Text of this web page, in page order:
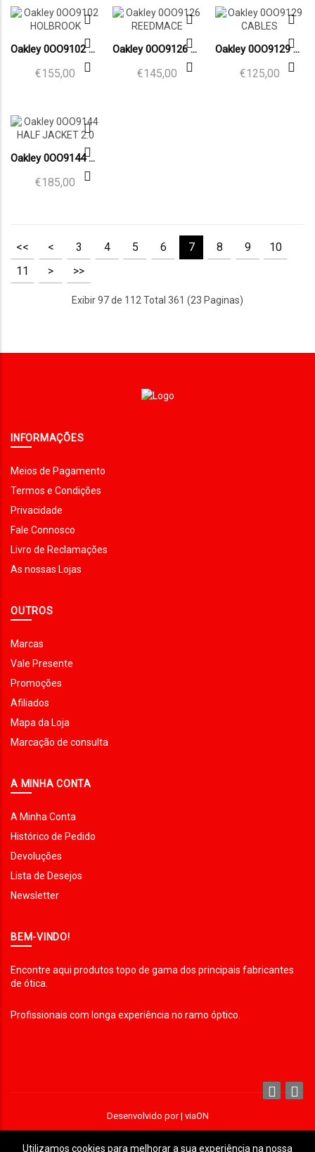
Oakley 0OO9102 HOLBROOK
€155,00
Oakley 0OO9126 REEDMACE
€145,00
Oakley 0OO9129 CABLES
€125,00
Oakley 0OO9144 HALF JACKET 2.0
€185,00
<< < 3 4 5 6 7 8 9
10
11
> >>
Exibir 97 de 112 Total 361 (23 Paginas)
INFORMAÇÕES
Meios de Pagamento
Termos e Condições
Privacidade
Fale Connosco
Livro de Reclamações
As nossas Lojas
OUTROS
Marcas
Vale Presente
Promoções
Afiliados
Mapa da Loja
Marcação de consulta
A MINHA CONTA
A Minha Conta
Histórico de Pedido
Devoluções
Lista de Desejos
Newsletter
BEM-VINDO!
Encontre aqui produtos topo de gama dos principais fabricantes
de ótica.
Profissionais com longa experiência no ramo óptico.
Desenvolvido por | viaON
Utilizamos cookies para melhorar a sua experiência na nossa